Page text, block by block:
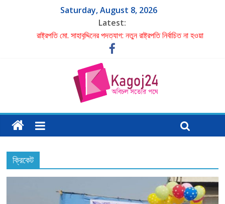
Saturday, August 8, 2026
Latest:
রাষ্ট্রপতি মো. সাহাবুদ্দিনের পদত্যাগ: নতুন রাষ্ট্রপতি নির্বাচিত না হওয়া
পর্যন্ত দায়িত্বে স্পিকার হাফিজ উদ্দিন আহমদ
একমাত্র ছেলের ছুরিকাঘাতে প্রাণ গেল মা-বাবার
পরবর্তী রাষ্ট্রপতির নাম ঠিক হবে বিএনপির স্থায়ী কমিটির বৈঠকে: মির্জা
গাজী নজরুলকে ঘিরে বিতর্কে বিব্রত জামায়াত
শাহ মোহাম্মদ ইমরান এর লেখা- বিচার চাই
ক্রিকেট